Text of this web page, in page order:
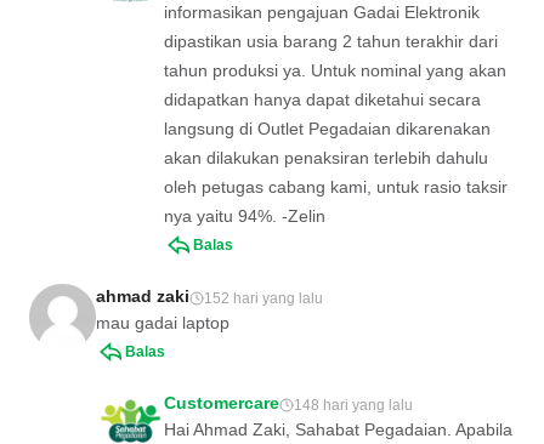
informasikan pengajuan Gadai Elektronik
dipastikan usia barang 2 tahun terakhir dari
tahun produksi ya. Untuk nominal yang akan
didapatkan hanya dapat diketahui secara
langsung di Outlet Pegadaian dikarenakan
akan dilakukan penaksiran terlebih dahulu
oleh petugas cabang kami, untuk rasio taksir
nya yaitu 94%. -Zelin
Balas
ahmad zaki 152 hari yang lalu
mau gadai laptop
Balas
Customercare 148 hari yang lalu
Hai Ahmad Zaki, Sahabat Pegadaian. Apabila